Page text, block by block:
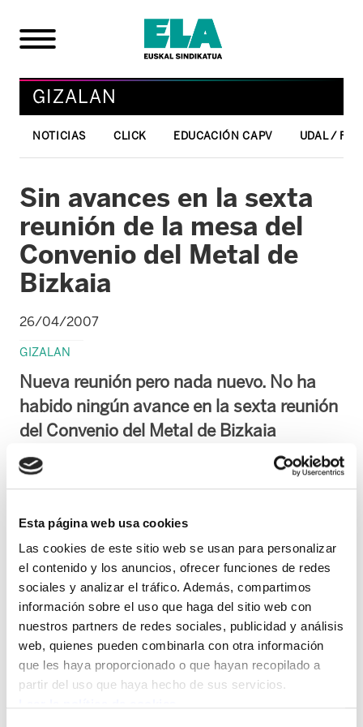
Esta página web usa cookies
Las cookies de este sitio web se usan para personalizar
el contenido y los anuncios, ofrecer funciones de redes
sociales y analizar el tráfico. Además, compartimos
información sobre el uso que haga del sitio web con
nuestros partners de redes sociales, publicidad y análisis
web, quienes pueden combinarla con otra información
que les haya proporcionado o que hayan recopilado a
partir del uso que haya hecho de sus servicios.
GIZALAN
NOTICIAS CLICK EDUCACIÓN CAPV UDAL /
Sin avances en la sexta
reunión de la mesa del
Convenio del Metal de
Bizkaia
26/04/2007
GIZALAN
Nueva reunión pero nada nuevo. No ha
habido ningún avance en la sexta reunión
del Convenio del Metal de Bizkaia
realizada el 26 de abril. La patronal ha
comunicado que hay dos obstáculos
negociación mientras se mantenga la
petición de retroactividad de los salarios
para los años 2.004, 2.005 y 2.006 y
mientras sigamos pidiendo reducción de
jornada.
La patronal quiere condicionar la negociación diciendo qué se negocia y qué no.
Sobra comentar que no quiere hablar de precariedad, de discriminaciones, de